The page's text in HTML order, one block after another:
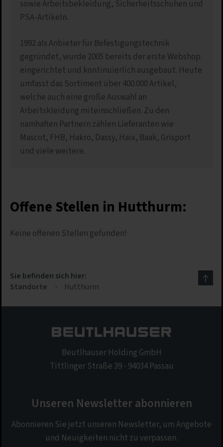
sowie Arbeitsbekleidung, Sicherheitsschuhen und
PSA-Artikeln.
1992 als Anbieter für Befestigungstechnik
gegründet, wurde 2005 bereits der erste Webshop
eingerichtet und kontinuierlich ausgebaut. Heute
umfasst das Sortiment über 400.000 Artikel,
welche auch eine große Auswahl an
Arbeitskleidung miteinschließen. Zu den
namhaften Partnern zählen Lieferanten wie
Mascot, FHB, Hakro, Dassy, Haix, Baak, Grisport
und viele weitere.
Offene Stellen in Hutthurm:
Keine offenen Stellen gefunden!
Sie befinden sich hier:
Standorte
› Hutthurm
Beutlhauser Holding GmbH
Tittlinger Straße 39 - 94034 Passau
Unseren Newsletter abonnieren
Abonnieren Sie jetzt unseren Newsletter, um Angebote
und Neuigkeiten nicht zu verpassen.